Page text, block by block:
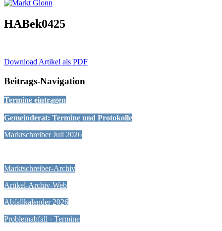
HABek0425
Download Artikel als PDF
Beitrags-Navigation
Termine eintragen
Gemeinderat: Termine und Protokolle
Marktschreiber Juli 2026
Marktschreiber-Archiv
Artikel-Archiv-Web
Abfallkalender 2026
Problemabfall - Termine